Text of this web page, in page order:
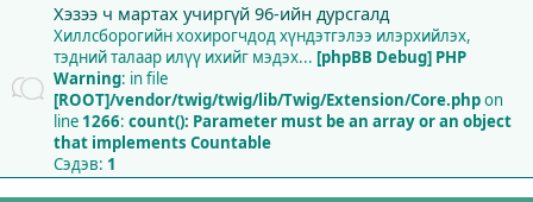
Хэзээ ч мартах учиргүй 96-ийн дурсгалд
Хиллсборогийн хохирогчдод хүндэтгэлээ илэрхийлэх,
тэдний талаар илүү ихийг мэдэх... [phpBB Debug] PHP
Warning: in file
[ROOT]/vendor/twig/twig/lib/Twig/Extension/Core.phpon
line 1266: count(): Parameter must be an array or an object
that implements Countable
Сэдэв: 1